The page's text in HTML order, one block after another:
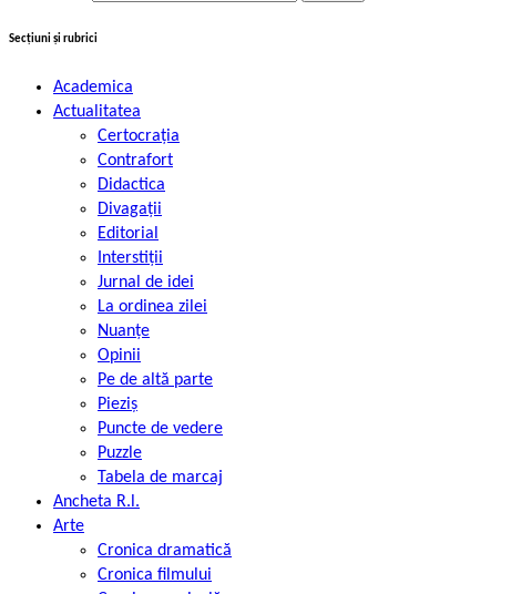
Secțiuni și rubrici
Academica
Actualitatea
Certocrația
Contrafort
Didactica
Divagații
Editorial
Interstiții
Jurnal de idei
La ordinea zilei
Nuanțe
Opinii
Pe de altă parte
Pieziș
Puncte de vedere
Puzzle
Tabela de marcaj
Ancheta R.l.
Arte
Cronica dramatică
Cronica filmului